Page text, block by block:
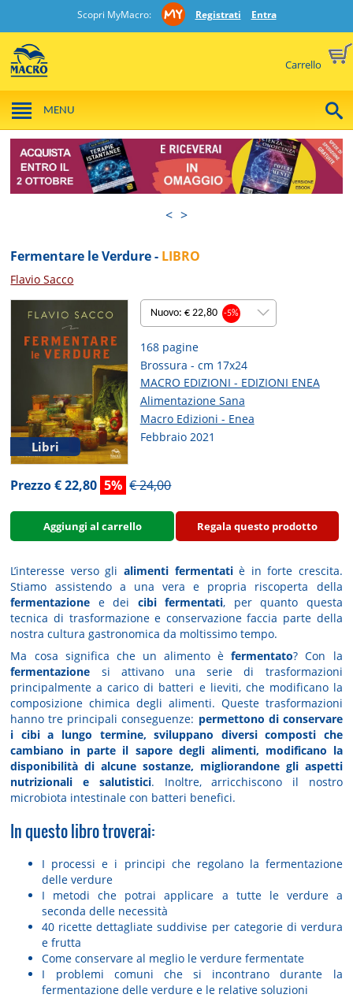
Scopri MyMacro: Registrati Entra
Carrello
MENU
< >
Fermentare le Verdure - LIBRO
Flavio Sacco
Libri
Nuovo: € 22,80-5%
168 pagine
Brossura - cm 17x24
MACRO EDIZIONI - EDIZIONI ENEA
Alimentazione Sana
Macro Edizioni - Enea
Febbraio 2021
Prezzo € 22,80 5% € 24,00
Aggiungi al carrello Regala questo prodotto
L’interesse verso gli alimenti fermentatiè in forte crescita.
Stiamo assistendo a una vera e propria riscoperta della
fermentazione e dei cibi fermentati, per quanto questa
tecnica di trasformazione e conservazione faccia parte della
nostra cultura gastronomica da moltissimo tempo.
Ma cosa significa che un alimento èfermentato? Con la
fermentazione si attivano una serie di trasformazioni
principalmente a carico di batteri e lieviti, che modificano la
composizione chimica degli alimenti. Queste trasformazioni
hanno tre principali conseguenze: permettono di conservare
i cibi a lungo termine, sviluppano diversi composti che
cambiano in parte il sapore degli alimenti, modificano la
disponibilità di alcune sostanze, migliorandone gli aspetti
nutrizionali e salutistici. Inoltre, arricchiscono il nostro
microbiota intestinale con batteri benefici.
In questo libro troverai:
I processi e i principi che regolano la fermentazione
delle verdure
I metodi che potrai applicare a tutte le verdure a
seconda delle necessità
40 ricette dettagliate suddivise per categorie di verdura
e frutta
Come conservare al meglio le verdure fermentate
I problemi comuni che si incontrano durante la
fermentazione delle verdure e le relative soluzioni